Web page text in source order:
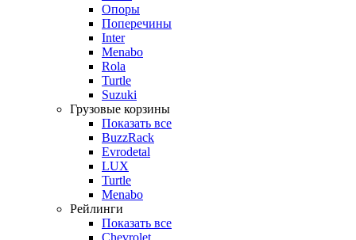
Опоры
Поперечины
Inter
Menabo
Rola
Turtle
Suzuki
Грузовые корзины
Показать все
BuzzRack
Evrodetal
LUX
Turtle
Menabo
Рейлинги
Показать все
Chevrolet